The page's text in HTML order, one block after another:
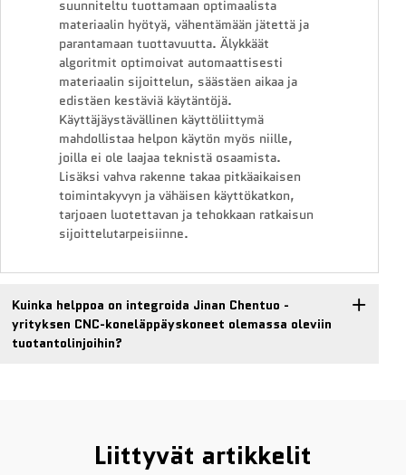
suunniteltu tuottamaan optimaalista
materiaalin hyötyä, vähentämään jätettä ja
parantamaan tuottavuutta. Älykkäät
algoritmit optimoivat automaattisesti
materiaalin sijoittelun, säästäen aikaa ja
edistäen kestäviä käytäntöjä.
Käyttäjäystävällinen käyttöliittymä
mahdollistaa helpon käytön myös niille,
joilla ei ole laajaa teknistä osaamista.
Lisäksi vahva rakenne takaa pitkäaikaisen
toimintakyvyn ja vähäisen käyttökatkon,
tarjoaen luotettavan ja tehokkaan ratkaisun
sijoittelutarpeisiinne.
Kuinka helppoa on integroida Jinan Chentuo -
yrityksen CNC-koneläppäyskoneet olemassa oleviin
tuotantolinjoihin?
Liittyvät artikkelit